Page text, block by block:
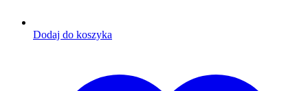
Dodaj do koszyka